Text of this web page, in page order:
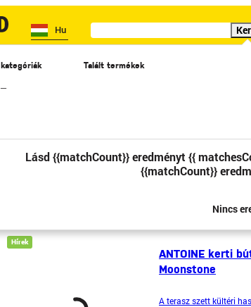
Hu
kategóriák
–
Talált termékek
Lásd {{matchCount}} eredményt {{
{{matchCount}}
Nincs
Eladás Katalógusok Különleges ajánlat
Hírek
ANTOINE kerti
Moonstone
A terasz szett kültéri